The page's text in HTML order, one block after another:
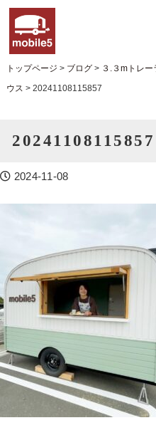
トップページ > ブログ> ３.３mトレ
ウス > 20241108115857
20241108115857
2024-11-08